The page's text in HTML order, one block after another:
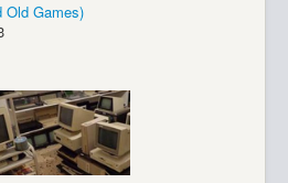
Old Games)